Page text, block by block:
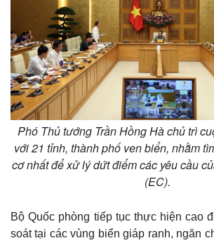
Phó Thủ tướng Trần Hồng Hà chủ trì
với 21 tỉnh, thành phố ven biển, nhằm
cơ nhất để xử lý dứt điểm các yêu cầu
(EC).
Bộ Quốc phòng tiếp tục thực hiện cao
soát tại các vùng biển giáp ranh, ngăn